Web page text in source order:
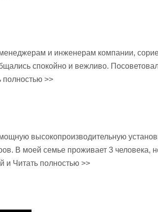
и инженерам компании,
спокойно и вежливо.
полностью >>
высокопроизводительную
В моей семье проживает 3 человека,
и Читать полностью >>